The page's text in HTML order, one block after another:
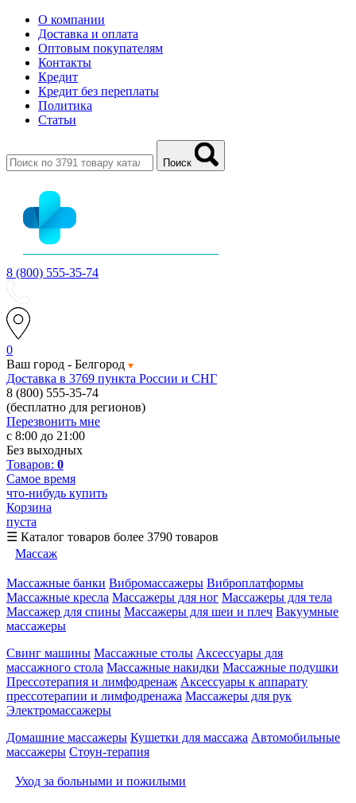
О компании
Доставка и оплата
Оптовым покупателям
Контакты
Кредит
Кредит без переплаты
Политика
Статьи
Поиск
8 (800) 555-35-74
0
Ваш город - Белгород
Доставка в 3769 пункта России и СНГ
8 (800) 555-35-74
(бесплатно для регионов)
Перезвонить мне
с 8:00 до 21:00
Без выходных
Товаров: 0
Самое время
что-нибудь купить
Корзина
пуста
☰ Каталог товаров более 3790 товаров
Массаж
Массажные банки Вибромассажеры Виброплатформы
Массажные кресла Массажеры для ног Массажеры для тела
Массажер для спины Массажеры для шеи и плеч Вакуумные
массажеры
Свинг машины Массажные столы Аксессуары для
массажного стола Массажные накидки Массажные подушки
Прессотерапия и лимфодренаж Аксессуары к аппарату
прессотерапии и лимфодренажа Массажеры для рук
Электромассажеры
Домашние массажеры Кушетки для массажа Автомобильные
массажеры Стоун-терапия
Уход за больными и пожилыми